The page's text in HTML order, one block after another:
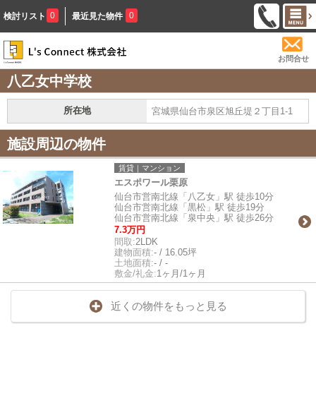
検討リスト 0 最近見た物件 0
お問合せ
八乙女中学校
所在地 宮城県仙台市泉区旭丘堤２丁目1-1
施設周辺の物件
賃貸｜マンション
エスポワール栗原
仙台市営南北線「八乙女」駅 徒歩10分
仙台市営南北線「黒松」駅 徒歩19分
仙台市営南北線「泉中央」駅 徒歩26分
7.3万円
間取:2LDK
建物面積:- / 16.05坪
土地面積:- / -
敷金/礼金:1ヶ月/1ヶ月
近くの物件をもっと見る